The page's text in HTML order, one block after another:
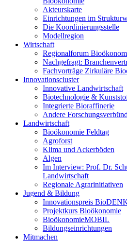
Akteurskarte
Einrichtungen im
Die Koordinierungsstelle
Modellregion
Wirtschaft
Regionalforum
Nachgefragt:
Fachvorträge Zirkuläre
Innovationscluster
Innovative Landwirtschaft
Biotechnologie &
Integrierte Bioraffinerie
Andere
Landwirtschaft
Bioökonomie Feldtag
Agroforst
Klima und Ackerböden
Algen
Im Interview: Prof. Dr.
Landwirtschaft
Regionale Agrarinitiativen
Jugend & Bildung
Innovationspreis
Projektkurs Bioökonomie
BioökonomieMOBIL
Bildungseinrichtungen
Mitmachen